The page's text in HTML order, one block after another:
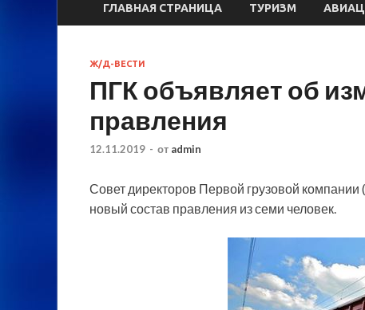
ГЛАВНАЯ СТРАНИЦА ТУРИЗМ
Ж/Д-ВЕСТИ
ПГК объявляет об
правления
12.11.2019 - от admin
Совет директоров Первой грузовой
новый состав правления из семи человек.